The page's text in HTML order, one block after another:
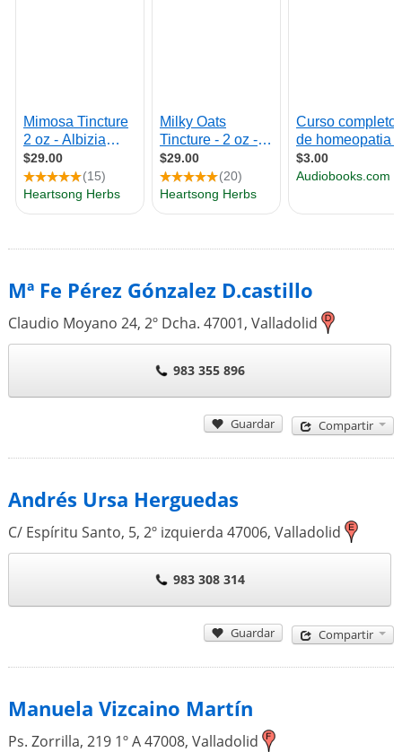
Mª Fe Pérez Gónzalez D.castillo
Claudio Moyano 24, 2º Dcha. 47001, Valladolid
983 355 896
Guardar Compartir
Andrés Ursa Herguedas
C/ Espíritu Santo, 5, 2º izquierda 47006, Valladolid
983 308 314
Guardar Compartir
Manuela Vizcaino Martín
Ps. Zorrilla, 219 1º A47008, Valladolid